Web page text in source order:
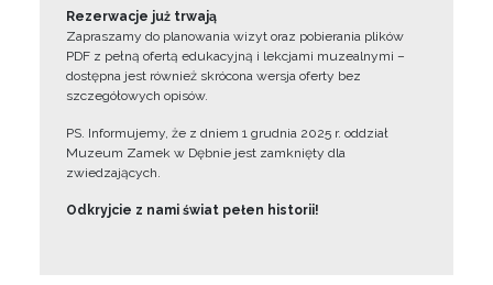
Rezerwacje już trwają
Zapraszamy do planowania wizyt oraz pobierania plików
PDF z pełną ofertą edukacyjną i lekcjami muzealnymi –
dostępna jest również skrócona wersja oferty bez
szczegółowych opisów.
PS. Informujemy, że z dniem 1 grudnia 2025 r. oddział
Muzeum Zamek w Dębnie jest zamknięty dla
zwiedzających.
Odkryjcie z nami świat pełen historii!